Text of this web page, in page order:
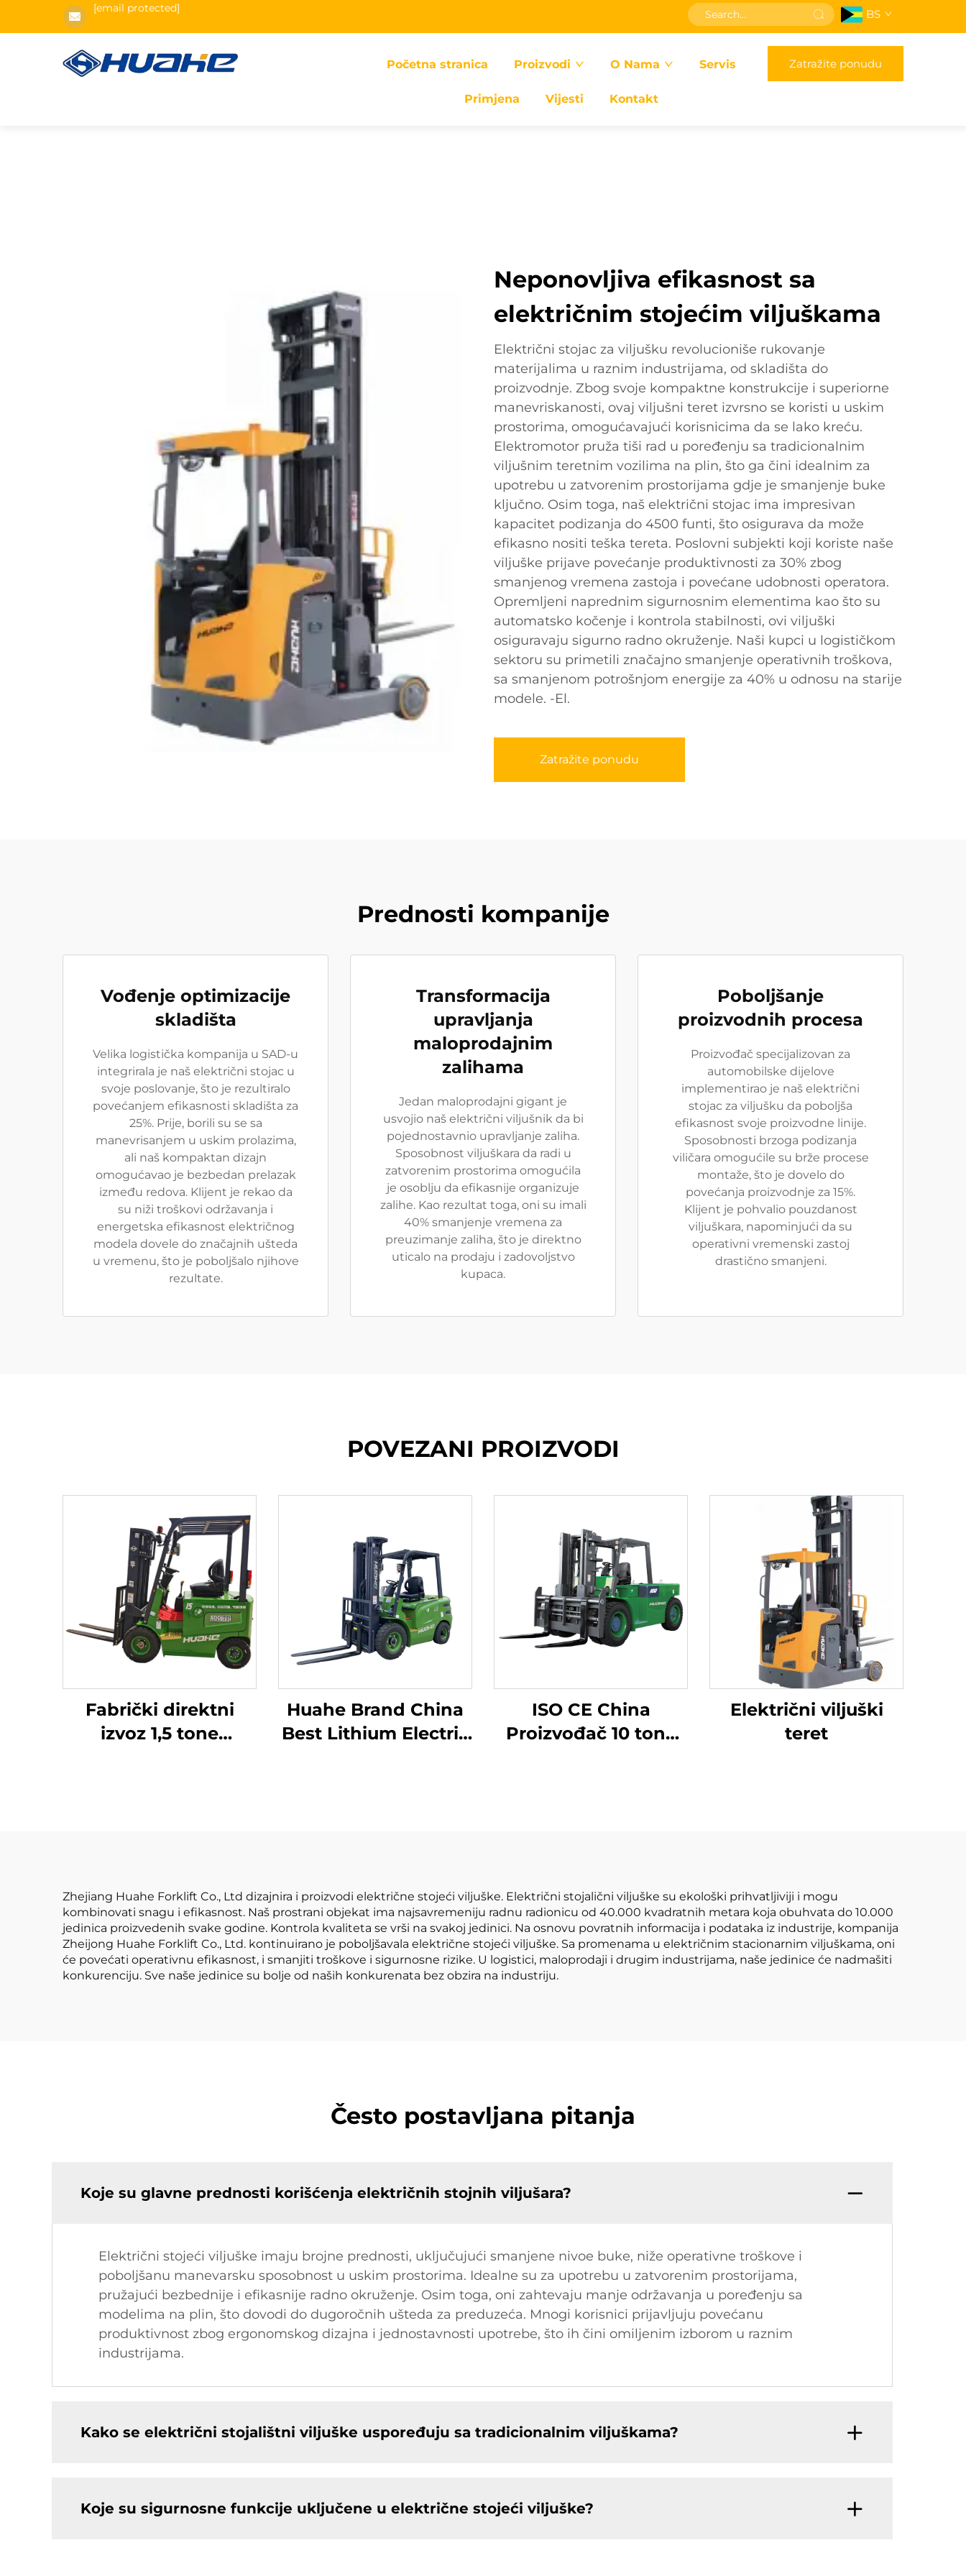
[email protected] BS
Početna stranica Proizvodi O Nama Servis
Primjena Vijesti Kontakt
Zatražite ponudu
Neponovljiva efikasnost sa
električnim stojećim viljuškama
Električni stojac za viljušku revolucioniše rukovanje
materijalima u raznim industrijama, od skladišta do
proizvodnje. Zbog svoje kompaktne konstrukcije i superiorne
manevriskanosti, ovaj viljušni teret izvrsno se koristi u uskim
prostorima, omogućavajući korisnicima da se lako kreću.
Elektromotor pruža tiši rad u poređenju sa tradicionalnim
viljušnim teretnim vozilima na plin, što ga čini idealnim za
upotrebu u zatvorenim prostorijama gdje je smanjenje buke
ključno. Osim toga, naš električni stojac ima impresivan
kapacitet podizanja do 4500 funti, što osigurava da može
efikasno nositi teška tereta. Poslovni subjekti koji koriste naše
viljuške prijave povećanje produktivnosti za 30% zbog
smanjenog vremena zastoja i povećane udobnosti operatora.
Opremljeni naprednim sigurnosnim elementima kao što su
automatsko kočenje i kontrola stabilnosti, ovi viljuški
osiguravaju sigurno radno okruženje. Naši kupci u logističkom
sektoru su primetili značajno smanjenje operativnih troškova,
sa smanjenom potrošnjom energije za 40% u odnosu na starije
modele. -El.
Zatražite ponudu
Prednosti kompanije
Vođenje optimizacije
skladišta
Velika logistička kompanija u SAD-u
integrirala je naš električni stojac u
svoje poslovanje, što je rezultiralo
povećanjem efikasnosti skladišta za
25%. Prije, borili su se sa
manevrisanjem u uskim prolazima,
ali naš kompaktan dizajn
omogućavao je bezbedan prelazak
između redova. Klijent je rekao da
su niži troškovi održavanja i
energetska efikasnost električnog
modela dovele do značajnih ušteda
u vremenu, što je poboljšalo njihove
rezultate.
Transformacija
upravljanja
maloprodajnim
zalihama
Jedan maloprodajni gigant je
usvojio naš električni viljušnik da bi
pojednostavnio upravljanje zaliha.
Sposobnost viljuškara da radi u
zatvorenim prostorima omogućila
je osoblju da efikasnije organizuje
zalihe. Kao rezultat toga, oni su imali
40% smanjenje vremena za
preuzimanje zaliha, što je direktno
uticalo na prodaju i zadovoljstvo
kupaca.
Poboljšanje
proizvodnih procesa
Proizvođač specijalizovan za
automobilske dijelove
implementirao je naš električni
stojac za viljušku da poboljša
efikasnost svoje proizvodne linije.
Sposobnosti brzoga podizanja
viličara omogućile su brže procese
montaže, što je dovelo do
povećanja proizvodnje za 15%.
Klijent je pohvalio pouzdanost
viljuškara, napominjući da su
operativni vremenski zastoj
drastično smanjeni.
POVEZANI PROIZVODI
Fabrički direktni
izvoz 1,5 tone
Huahe Brand China
Best Lithium Electric
ISO CE China
Proizvođač 10 tona
Električni viljuški
teret
Zhejiang Huahe Forklift Co., Ltd dizajnira i proizvodi električne stojeći viljuške. Električni stojalični viljuške su ekološki prihvatljiviji i mogu
kombinovati snagu i efikasnost. Naš prostrani objekat ima najsavremeniju radnu radionicu od 40.000 kvadratnih metara koja obuhvata do 10.000
jedinica proizvedenih svake godine. Kontrola kvaliteta se vrši na svakoj jedinici. Na osnovu povratnih informacija i podataka iz industrije, kompanija
Zheijong Huahe Forklift Co., Ltd. kontinuirano je poboljšavala električne stojeći viljuške. Sa promenama u električnim stacionarnim viljuškama, oni
će povećati operativnu efikasnost, i smanjiti troškove i sigurnosne rizike. U logistici, maloprodaji i drugim industrijama, naše jedinice će nadmašiti
konkurenciju. Sve naše jedinice su bolje od naših konkurenata bez obzira na industriju.
Često postavljana pitanja
Koje su glavne prednosti korišćenja električnih stojnih viljušara?
Električni stojeći viljuške imaju brojne prednosti, uključujući smanjene nivoe buke, niže operativne troškove i
poboljšanu manevarsku sposobnost u uskim prostorima. Idealne su za upotrebu u zatvorenim prostorijama,
pružajući bezbednije i efikasnije radno okruženje. Osim toga, oni zahtevaju manje održavanja u poređenju sa
modelima na plin, što dovodi do dugoročnih ušteda za preduzeća. Mnogi korisnici prijavljuju povećanu
produktivnost zbog ergonomskog dizajna i jednostavnosti upotrebe, što ih čini omiljenim izborom u raznim
industrijama.
Kako se električni stojalištni viljuške uspoređuju sa tradicionalnim viljuškama?
Koje su sigurnosne funkcije uključene u električne stojeći viljuške?